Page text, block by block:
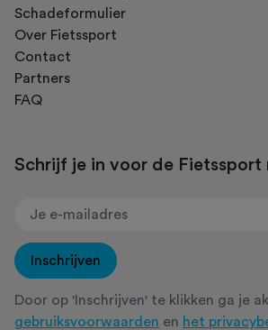
Schadeformulier
Over Fietssport
Contact
Partners
FAQ
Schrijf je in voor de Fietssport
Inschrijven
Door op 'Inschrijven' te klikken ga je
gebruiksvoorwaarden en het